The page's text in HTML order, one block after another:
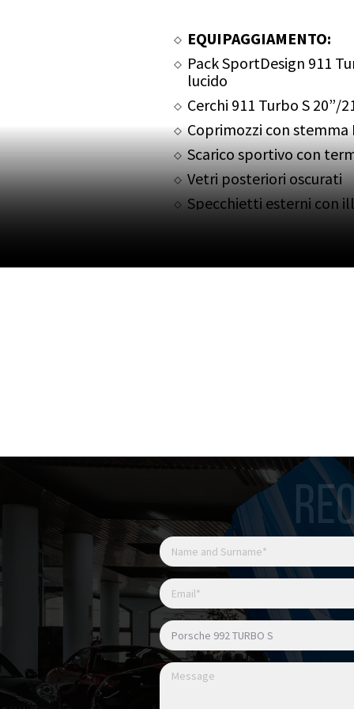
EQUIPAGGIAMENTO:
Pack SportDesign 911
lucido
Cerchi 911 Turbo S 20”/
Coprimozzi con stemma
Scarico sportivo con
Vetri posteriori oscurati
Specchietti esterni con
Pellicola protettiva
Supporti motore dinamici
Porsche Active
Pack Sport Chrono
Servotronic Plus
Pedaliera sportiva
Sedili comfort anteriori
Memory
Pack Memory conducente
Sedili anteriori riscaldati
Sedili anteriori ventilati